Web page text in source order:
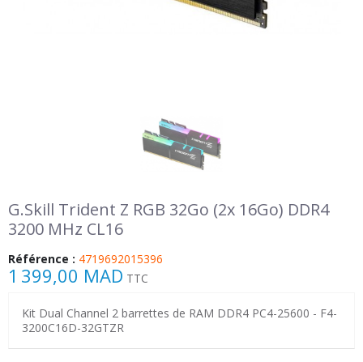
G.Skill Trident Z RGB 32Go (2x 16Go) DDR4
3200 MHz CL16
Référence : 4719692015396
1 399,00 MAD TTC
Kit Dual Channel 2 barrettes de RAM DDR4 PC4-25600 - F4-
3200C16D-32GTZR